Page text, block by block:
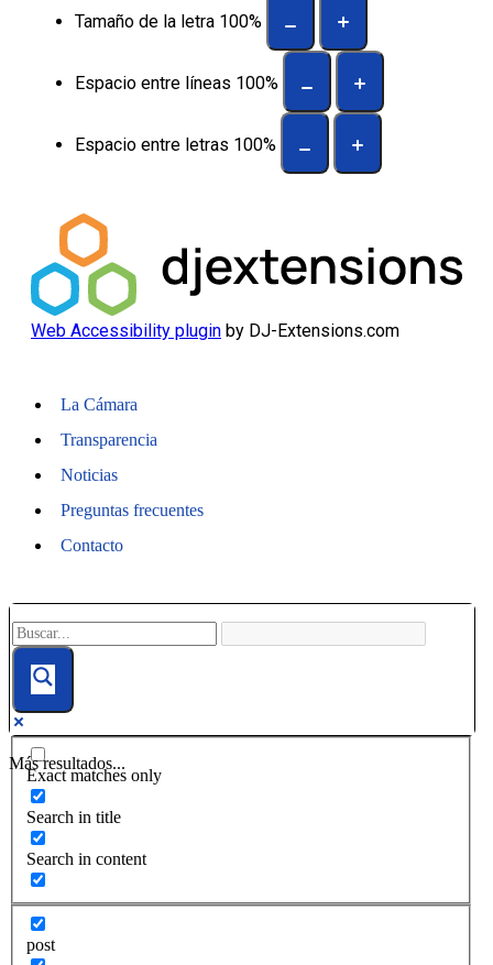
Tamaño de la letra 100%
Espacio entre líneas 100%
Espacio entre letras 100%
Web Accessibility plugin by DJ-Extensions.com
La Cámara
Transparencia
Noticias
Preguntas frecuentes
Contacto
Más resultados...
Exact matches only
Search in title
Search in content
post